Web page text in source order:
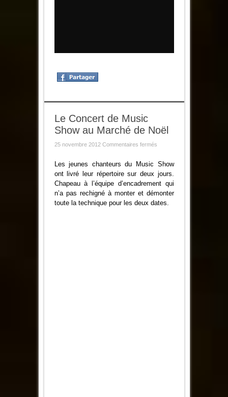
Le Concert de Music
Show au Marché de Noël
25 novembre 2012 Commentaires ferméssur
de
Music
Show
au
Marché
de
Les jeunes chanteurs du Music Show
ont livré leur répertoire sur deux jours.
Chapeau à l’équipe d’encadrement qui
n’a pas rechigné à monter et démonter
toute la technique pour les deux dates.